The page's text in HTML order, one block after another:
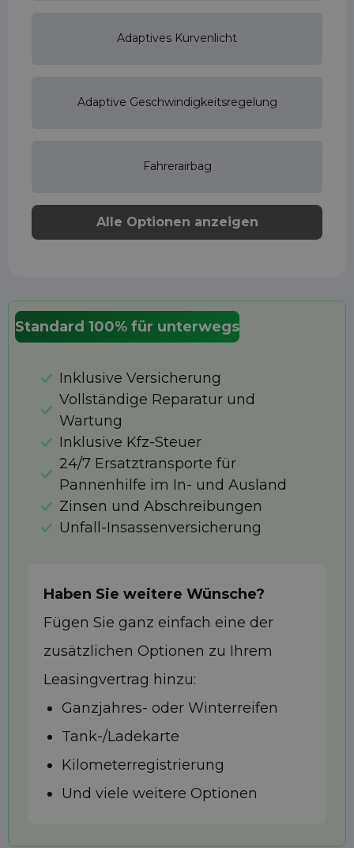
Adaptives Kurvenlicht
Adaptive Geschwindigkeitsregelung
Fahrerairbag
Alle Optionen anzeigen
Standard 100% für unterwegs
Inklusive Versicherung
Vollständige Reparatur und
Wartung
Inklusive Kfz-Steuer
24/7 Ersatztransporte für
Pannenhilfe im In- und Ausland
Zinsen und Abschreibungen
Unfall-Insassenversicherung
Haben Sie weitere Wünsche?
Fügen Sie ganz einfach eine der
zusätzlichen Optionen zu Ihrem
Leasingvertrag hinzu:
Ganzjahres- oder Winterreifen
Tank-/Ladekarte
Kilometerregistrierung
Und viele weitere Optionen